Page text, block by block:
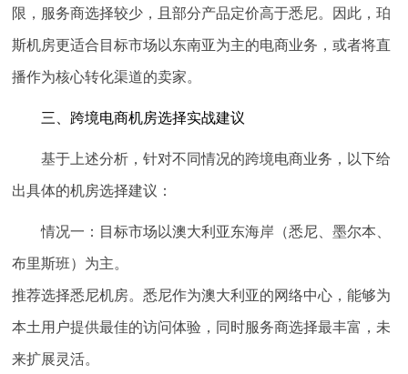
限，服务商选择较少，且部分产品定价高于悉尼。因此，珀
斯机房更适合 目标市场以东南亚为主的电商业务 ，或者将直
播作为核心转化渠道的卖家。
三、跨境电商机房选择实战建议
基于上述分析，针对不同情况的跨境电商业务，以下给
出具体的机房选择建议：
情况一：目标市场以澳大利亚东海岸（悉尼、墨尔本、
布里斯班）为主。
推荐选择悉尼机房。悉尼作为澳大利亚的网络中心，能够为
本土用户提供最佳的访问体验，同时服务商选择最丰富，未
来扩展灵活。